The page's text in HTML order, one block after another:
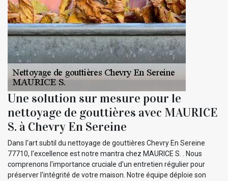
Une solution sur mesure pour le
nettoyage de gouttières avec MAURICE
S. à Chevry En Sereine
Dans l'art subtil du nettoyage de gouttières Chevry En Sereine
77710, l'excellence est notre mantra chez MAURICE S. . Nous
comprenons l'importance cruciale d'un entretien régulier pour
préserver l'intégrité de votre maison. Notre équipe déploie son